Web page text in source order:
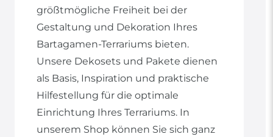
größtmögliche Freiheit bei der
Gestaltung und Dekoration Ihres
Bartagamen-Terrariums bieten.
Unsere Dekosets und Pakete dienen
als Basis, Inspiration und praktische
Hilfestellung für die optimale
Einrichtung Ihres Terrariums. In
unserem Shop können Sie sich ganz